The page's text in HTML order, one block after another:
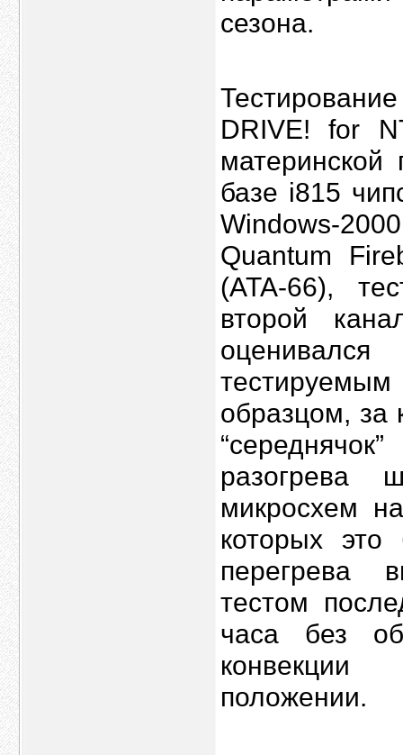
сезона.
DRIVE! for
материнской
базе i815
Windows-
Quantum
(ATA-66),
второй
тестируемым
образцом, за
разогрева
микросхем
которых
перегрева
тестом
часа без
положении.